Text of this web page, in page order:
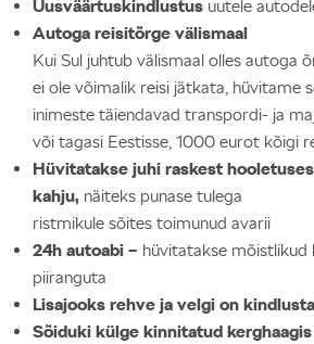
Uusväärtuskindlustus uutele
Autoga reisitõrge välismaal
Kui Sul juhtub välismaal olles autoga
ei ole võimalik reisi jätkata, hüvitame
inimeste täiendavad transpordi- ja
või tagasi Eestisse, 1000 eurot kõigi
Hüvitatakse juhi raskest
kahju, näiteks punase tulega
ristmikule sõites toimunud avarii
24h autoabi – hüvitatakse mõistlikud
piiranguta
Lisajooks rehve ja velgi on
Sõiduki külge kinnitatud